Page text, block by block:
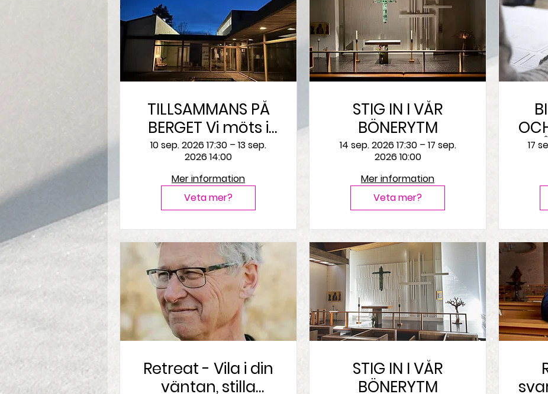
TILLSAMMANS PÅ
BERGET Vi möts i
tystnad,
meditation,
samtal och
fördjupning
10 sep. 2026 17:30 – 13 sep.
2026 14:00
Mer information
Veta mer?
STIG IN I VÅR
BÖNERYTM
14 sep. 2026 17:30 – 17 sep.
2026 10:00
Mer information
Veta mer?
17
Retreat - Vila i din
väntan, stilla
STIG IN I VÅR
BÖNERYTM